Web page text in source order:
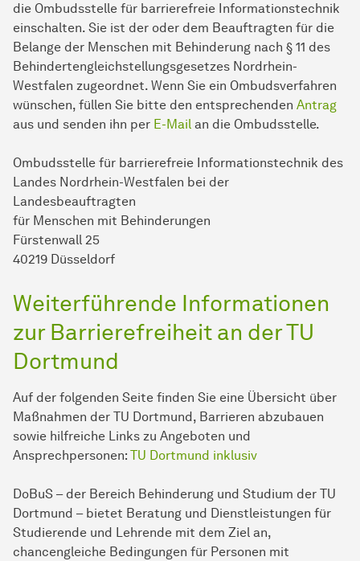
die Ombudsstelle für barrierefreie Informationstechnik
einschalten. Sie ist der oder dem Beauftragten für die
Belange der Men­schen mit Behinderung nach § 11 des
Behindertengleichstellungsgesetzes Nordrhein-
Westfalen zugeordnet. Wenn Sie ein Ombudsverfahren
wünschen, füllen Sie bitte den entsprechenden Antrag
aus und senden ihn per E-Mail an die Ombudsstelle.
Ombudsstelle für barrierefreie Informationstechnik des
Landes Nordrhein-Westfalen bei der
Landesbeauftragten
für Menschen mit Behinderungen
Fürstenwall 25
40219 Düsseldorf
Weiterführende Informationen
zur Barrierefreiheit an der TU
Dortmund
Auf der folgenden Seite finden Sie eine Übersicht über
Maßnahmen der TU Dort­mund, Barrieren abzubauen
sowie hilfreiche Links zu Angeboten und
Ansprechpersonen: TU Dortmund inklusiv
DoBuS – der Bereich Behinderung und Studium der TU
Dortmund – bietet Beratung und Dienstleistungen für
Studierende und Lehrende mit dem Ziel an,
chancengleiche Bedingungen für Personen mit